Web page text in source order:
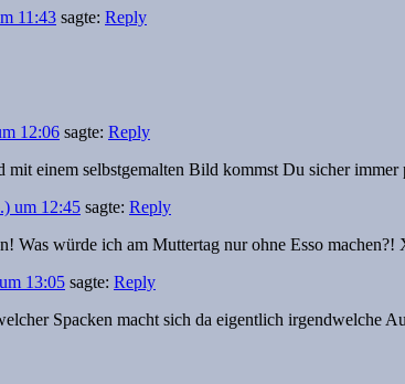
11:43 sagte: Reply
12:06 sagte: Reply
einem selbstgemalten Bild kommst Du sicher
um 12:45 sagte: Reply
Was würde ich am Muttertag nur ohne Esso machen?!
13:05 sagte: Reply
Spacken macht sich da eigentlich irgendwelche